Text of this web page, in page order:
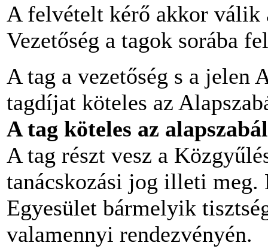
A felvételt kérő akkor válik
Vezetőség a tagok sorába
A tag a vezetőség s a jelen
tagdíjat köteles az
A tag köteles az
A tag részt vesz a
tanácskozási jog illeti meg.
Egyesület bármelyik
valamennyi rendezvényén.